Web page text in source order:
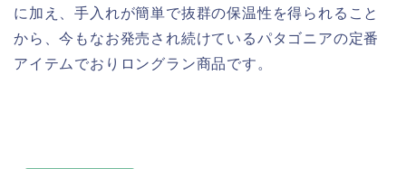
に加え、手入れが簡単で抜群の保温性を得られること
から、今もなお発売され続けているパタゴニアの定番
アイテムでおりロングラン商品です。